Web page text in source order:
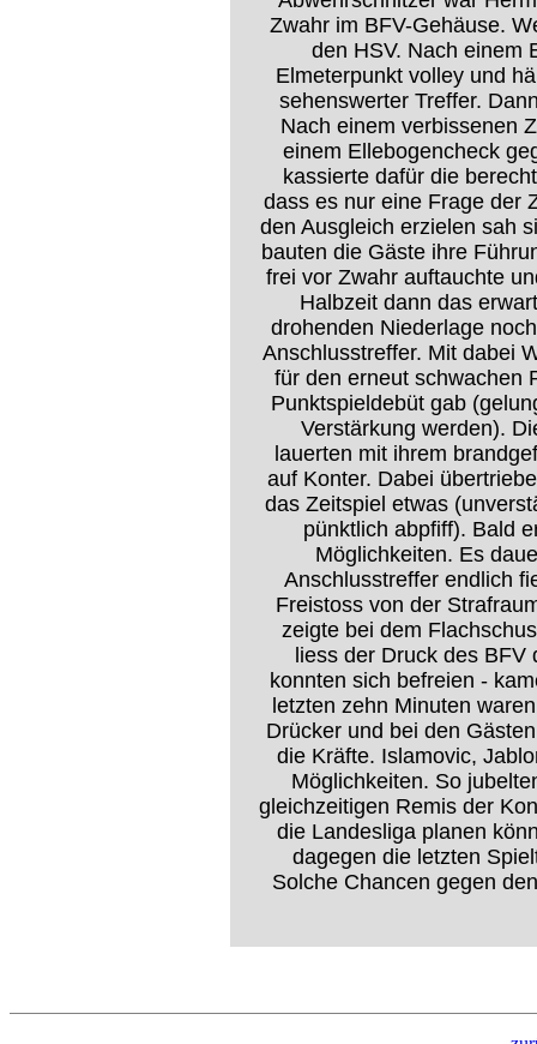
Zwahr im BFV-Gehäuse.
den HSV. Nach einem
Elmeterpunkt volley und
sehenswerter Treffer.
Nach einem verbissenen
einem Ellebogencheck
kassierte dafür die
dass es nur eine Frage der
den Ausgleich erzielen sah
bauten die Gäste ihre
frei vor Zwahr auftauchte
Halbzeit dann das
drohenden Niederlage
Anschlusstreffer. Mit dabei
für den erneut schwachen
Punktspieldebüt gab
Verstärkung werden).
lauerten mit ihrem
auf Konter. Dabei
das Zeitspiel etwas
pünktlich abpfiff). Bald
Möglichkeiten. Es
Anschlusstreffer endlich
Freistoss von der
zeigte bei dem
liess der Druck des
konnten sich befreien -
letzten zehn Minuten
Drücker und bei den
die Kräfte. Islamovic,
Möglichkeiten. So
gleichzeitigen Remis der
die Landesliga planen
dagegen die letzten
Solche Chancen gegen